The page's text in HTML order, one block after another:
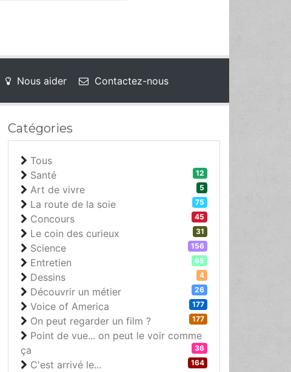
Nous aider Contactez-nous
Catégories
Tous
Santé
12
Art de vivre 5
La route de la soie 75
Concours 45
Le coin des curieux 31
Science 156
Entretien 65
Dessins 4
Découvrir un métier 26
Voice of America 177
On peut regarder un film ? 177
Point de vue... on peut le voir comme
ça
36
C'est arrivé le... 164